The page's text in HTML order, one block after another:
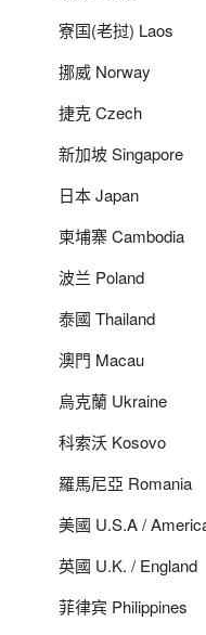
寮国(老挝) Laos
挪威 Norway
捷克 Czech
新加坡 Singapore
日本 Japan
柬埔寨 Cambodia
波兰 Poland
泰國 Thailand
澳門 Macau
烏克蘭 Ukraine
科索沃 Kosovo
羅馬尼亞 Romania
美國 U.S.A /
英國 U.K. / England
菲律宾 Philippines